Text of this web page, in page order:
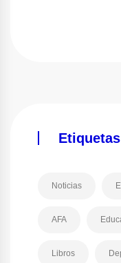
Etiquetas
Noticias
AFA
Libros